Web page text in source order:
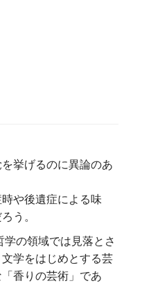
挙げるのに異論のあ
や後遺症による味
う。
の領域では見落とさ
学をはじめとする芸
香りの芸術」であ